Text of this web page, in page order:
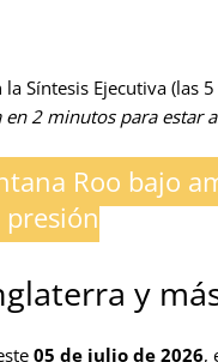
la Síntesis Ejecutiva (las
2 minutos para estar
Roo bajo
y
05 de julio de 2026,